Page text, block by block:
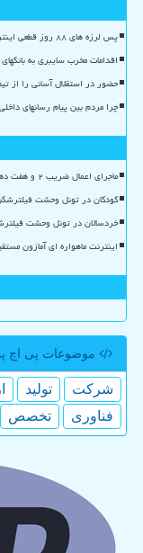
پس لرزه های ۸۸ روز قطعی اینترنت
اقدامات مخرب سایبری به
حضور در استقلال آسانی را از
چرا مردم بین پیام رسانهای
ماجرای اعمال ضریب ۲ و هفت دهم برای اینترنت بین الملل چیست؟
کودکان در تونل وحشت
خردسالان در تونل وحشت
اینترنت ماهواره ای آمازون
موضوعات پی اچ
شركت تولید
فناوری
تخصص